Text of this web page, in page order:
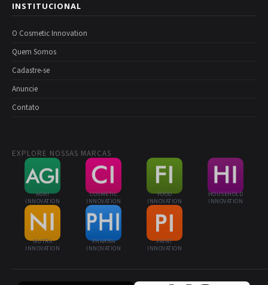
INSTITUCIONAL
O Cosmetic Innovation
Quem Somos
Cadastre-se
Anuncie
Contato
EXPLORE NOSSAS MARCAS
AGRI
INNOVATION
COSMETIC
INNOVATION
FOOD
INNOVATION
HOUSEHOLD
INNOVATION
NUTRA
INNOVATION
PHARMA
INNOVATION
PAINT
INNOVATION